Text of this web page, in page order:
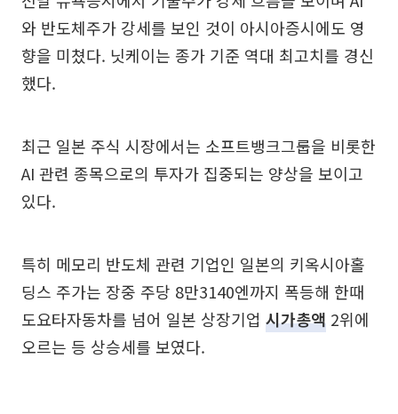
와 반도체주가 강세를 보인 것이 아시아증시에도 영
향을 미쳤다. 닛케이는 종가 기준 역대 최고치를 경신
했다.
최근 일본 주식 시장에서는 소프트뱅크그룹을 비롯한
AI 관련 종목으로의 투자가 집중되는 양상을 보이고
있다.
특히 메모리 반도체 관련 기업인 일본의 키옥시아홀
딩스 주가는 장중 주당 8만3140엔까지 폭등해 한때
도요타자동차를 넘어 일본 상장기업 시가총액 2위에
오르는 등 상승세를 보였다.